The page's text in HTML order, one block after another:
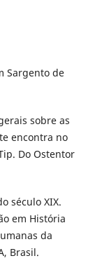
Sargento de
sobre as
encontra no
Do Ostentor
século XIX.
em História
da
Brasil.